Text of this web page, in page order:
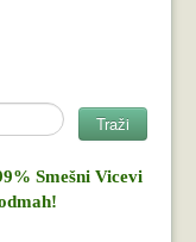
Traži
Smešni Vicevi